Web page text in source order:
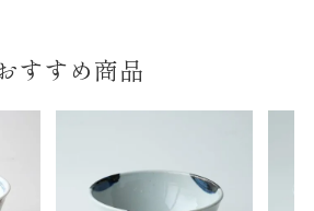
に使用する包装紙です。
寿祝などに使用する包装紙です。
すすめ商品